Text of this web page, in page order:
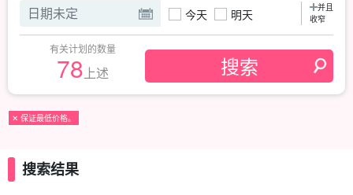
今天 明天
并且
收窄
有关计划的数量
78 上述
✕ 保证最低价格。
搜索结果